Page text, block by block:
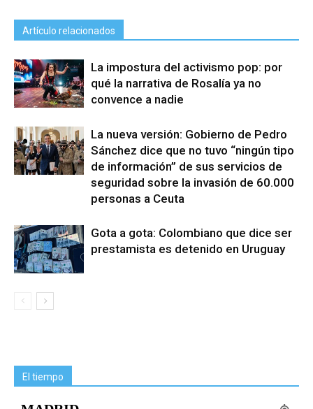
Artículo relacionados
La impostura del activismo pop: por
qué la narrativa de Rosalía ya no
convence a nadie
La nueva versión: Gobierno de Pedro
Sánchez dice que no tuvo “ningún tipo
de información” de sus servicios de
seguridad sobre la invasión de 60.000
personas a Ceuta
Gota a gota: Colombiano que dice ser
prestamista es detenido en Uruguay
El tiempo